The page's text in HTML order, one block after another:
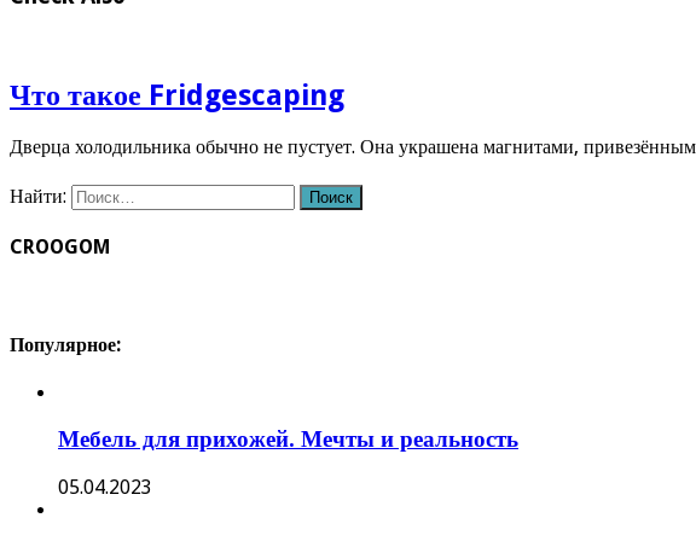
Что такое Fridgescaping
Дверца холодильника обычно не пустует. Она украшена магнитами,
Найти:
CROOGOM
Популярное:
Мебель для прихожей. Мечты и реальность
05.04.2023